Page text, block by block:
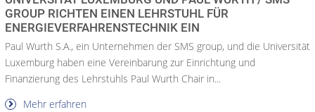
GROUP RICHTEN EINEN LEHRSTUHL FÜR
ENERGIEVERFAHRENSTECHNIK EIN
Paul Wurth S.A., ein Unternehmen der SMS group, und die Universität
Luxemburg haben eine Vereinbarung zur Einrichtung und
Finanzierung des Lehrstuhls Paul Wurth Chair in...
Mehr erfahren